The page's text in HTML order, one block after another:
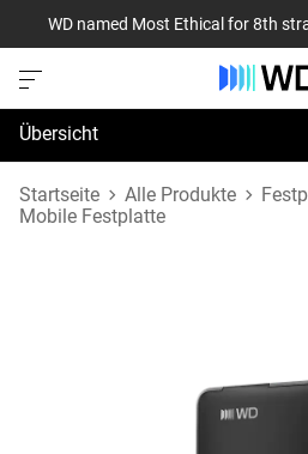
WD named Most Ethical for 8th
Übersicht
Technische Daten
Startseite Alle Produkte
Mobile Festplatte